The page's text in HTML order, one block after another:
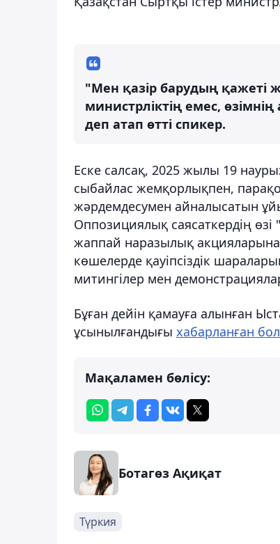
"Мен қазір барудың қажеті
министрліктің емес,
деп атап өтті спикер.
Еске салсақ, 2025 жылы 19
сыбайлас жемқорлықпен,
жәрдемдесумен айналысатын
Оппозициялық саясаткердің өзі
жаппай наразылық акцияларына
көшелерде қауіпсіздік
митингілер мен
Бұған дейін қамауға алынған
ұсынылғандығы хабарланған
Мақаламен бөлісу:
Ботагөз Ақиқат
Түркия